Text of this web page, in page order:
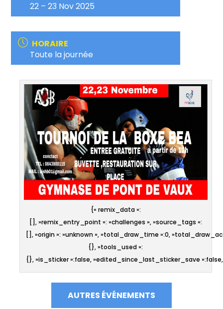
22 – 23 Nov 2025
HORAIRE
Toute la journée
{« remix_data »:
[], »remix_entry_point »: »challenges », »source_tags »:
[], »origin »: »unknown », »total_draw_time »:0,
{}, »tools_used »:
{}, »is_sticker »:false, »edited_since_last_sticker_save »:false,
AUTRES ÉVÉNEMENTS